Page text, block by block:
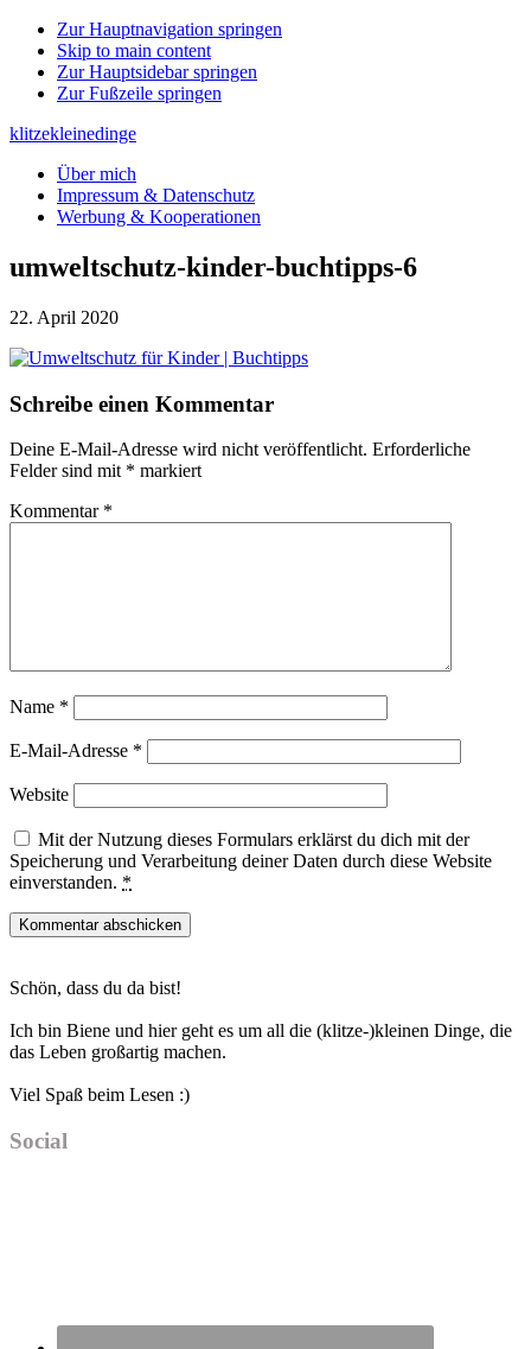
Zur Hauptnavigation springen
Skip to main content
Zur Hauptsidebar springen
Zur Fußzeile springen
klitzekleinedinge
Über mich
Impressum & Datenschutz
Werbung & Kooperationen
umweltschutz-kinder-buchtipps-6
22. April 2020
Leser-
Schreibe einen Kommentar
Deine E-Mail-Adresse wird nicht veröffentlicht. Erforderliche
Felder sind mit * markiert
Kommentar *
Name *
E-Mail-Adresse *
Website
Mit der Nutzung dieses Formulars erklärst du dich mit der
Speicherung und Verarbeitung deiner Daten durch diese Website
einverstanden. *
Sidebar
Schön, dass du da bist!
Ich bin Biene und hier geht es um all die (klitze-)kleinen Dinge, die
das Leben großartig machen.
Viel Spaß beim Lesen :)
Social